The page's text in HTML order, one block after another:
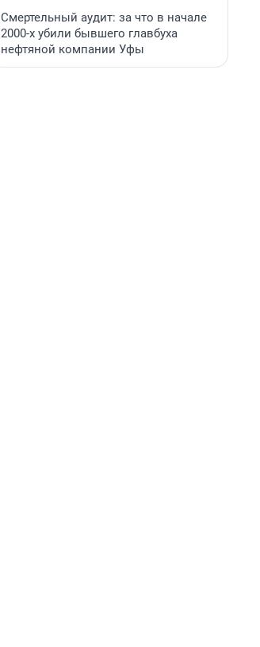
Смертельный аудит: за что в начале
2000-х убили бывшего главбуха
нефтяной компании Уфы